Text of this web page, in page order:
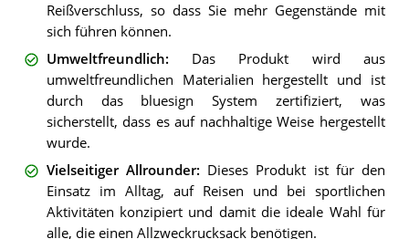
Reißverschluss, so dass Sie mehr Gegenstände mit
sich führen können.
Umweltfreundlich: Das Produkt wird aus
umweltfreundlichen Materialien hergestellt und ist
durch das bluesign System zertifiziert, was
sicherstellt, dass es auf nachhaltige Weise hergestellt
wurde.
Vielseitiger Allrounder: Dieses Produkt ist für den
Einsatz im Alltag, auf Reisen und bei sportlichen
Aktivitäten konzipiert und damit die ideale Wahl für
alle, die einen Allzweckrucksack benötigen.